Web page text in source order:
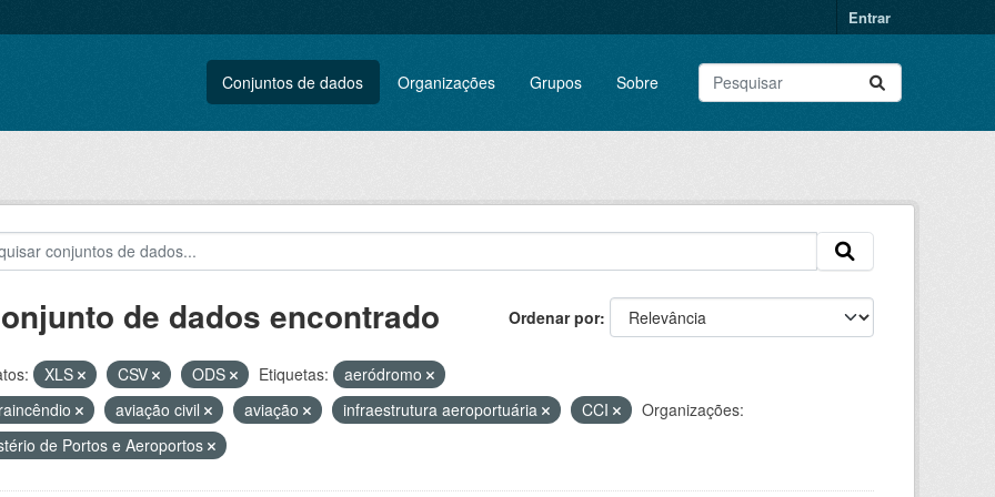
Entrar
Conjuntos de dados Organizações Grupos Sobre
Ordenar por
de dados encontrado
XLS CSV ODS Etiquetas:
aeródromo
aviação civil aviação infraestrutura aeroportuária CCI
Organizações:
de Portos e Aeroportos